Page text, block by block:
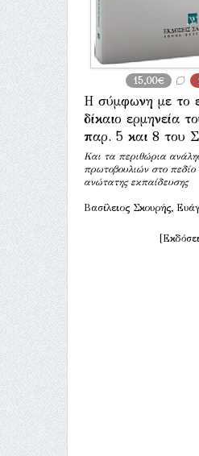
15,00€
Η σύμφωνη με το
δίκαιο ερμηνεία
παρ. 5 και 8 του
Και τα περιθώρια
πρωτοβουλιών στο πεδίο
ανώτατης εκπαίδευσης
Βασίλειος Σκουρής,